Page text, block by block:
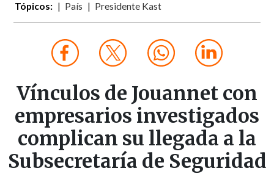
Tópicos: País Presidente Kast
Vínculos de Jouannet con
empresarios investigados
complican su llegada a la
Subsecretaría de Seguridad